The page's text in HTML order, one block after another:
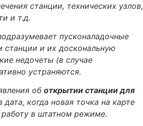
станции, технических узлов,
и т.д.
пусконаладочные
станции и их доскональную
недочеты (в случае
устраняются.
об открытии станции для
дата, когда новая точка на карте
в штатном режиме.